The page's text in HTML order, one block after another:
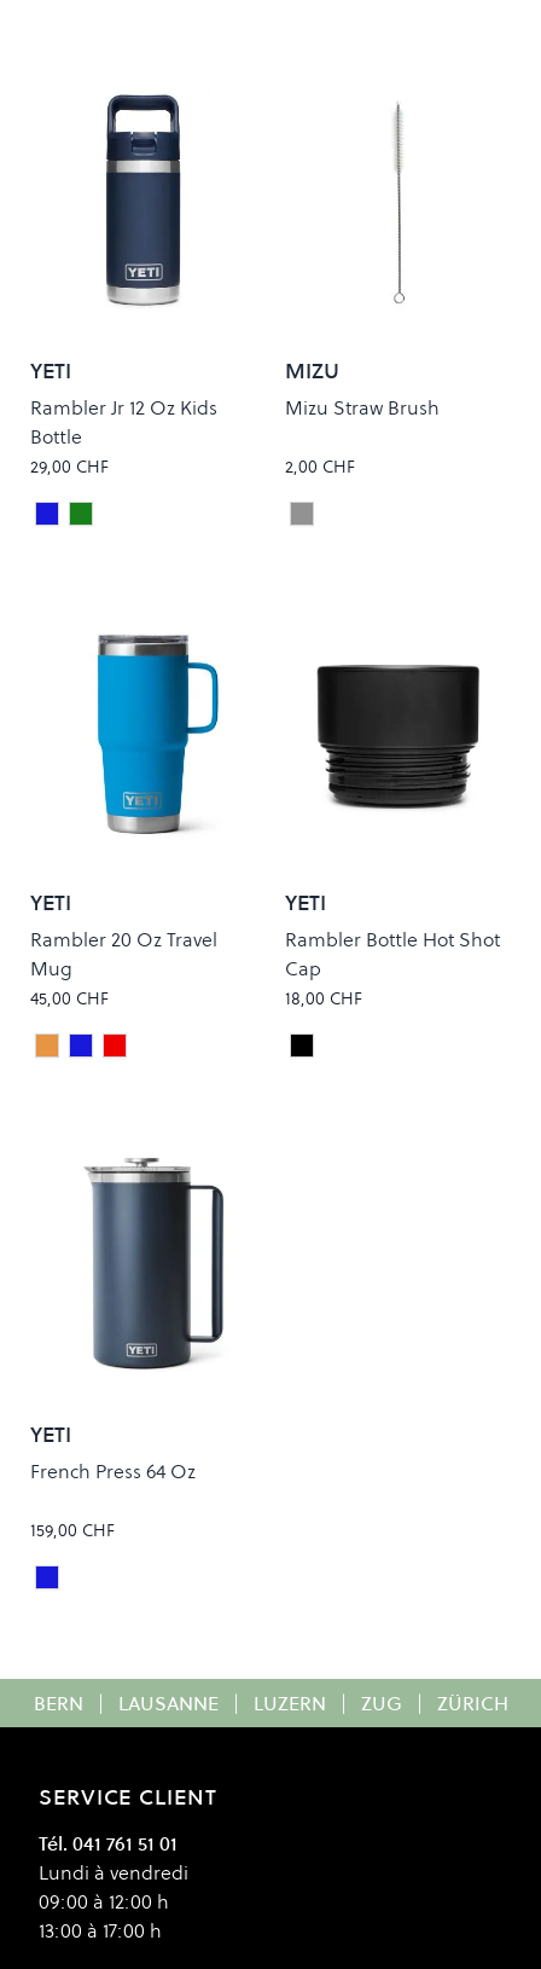
YETI
Rambler Jr 12 Oz Kids
Bottle
29,00 CHF
Colour
NavyVENOM
MIZU
Mizu Straw Brush
2,00 CHF
Colour
Stainless
YETI
Rambler 20 Oz Travel
Mug
45,00 CHF
Colour
KING CRAB
BIG WAVE BLUE
RESCUE RED
YETI
Rambler Bottle Hot Shot
Cap
18,00 CHF
Colour
Black
YETI
French Press 64 Oz
159,00 CHF
Colour
Navy
BERN | LAUSANNE | LUZERN | ZUG | ZÜRICH
SERVICE CLIENT
Tél. 041 761 51 01
Lundi à vendredi
09:00 à 12:00 h
13:00 à 17:00 h